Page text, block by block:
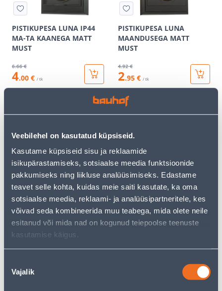
Veebilehel on kasutatud küpsiseid.
Kasutame küpsiseid sisu ja reklaamide
isikupärastamiseks, sotsiaalse meedia funktsioonide
pakkumiseks ning liikluse analüüsimiseks. Edastame
teavet selle kohta, kuidas meie saiti kasutate, ka oma
sotsiaalse meedia, reklaami- ja analüüsipartneritele, kes
võivad seda kombineerida muu teabega, mida olete neile
esitanud või mida nad on kogunud teiepoolse teenuste
kasutamise käigus.
valik
Vajalik
PISTIKUPESA LUNA IP44
MA-TA KAANEGA MATT
MUST
6.66 €
4.00 € / tk
PISTIKUPESA LUNA
MAANDUSEGA MATT
MUST
4.92 €
2.95 € / tk
RAAM LUNA 1-NE MATT
MUST
2.26 €
1.36 € / tk
RAAM LUNA 4-NE MATT
MUST
4 .79 €
2.87 € / tk